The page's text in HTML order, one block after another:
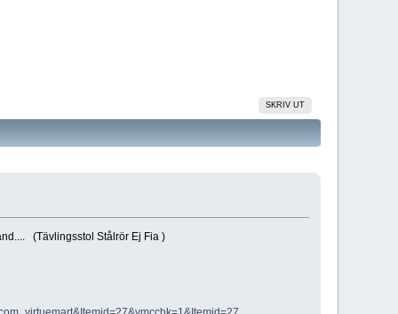
SKRIV UT
(Tävlingsstol Stålrör Ej Fia )